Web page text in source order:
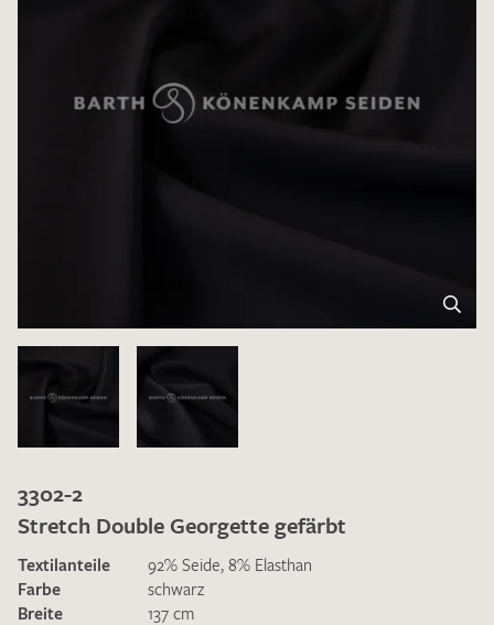
3302-2
Stretch Double Georgette gefärbt
Textilanteile
92% Seide, 8% Elasthan
Farbe
schwarz
Breite
137 cm